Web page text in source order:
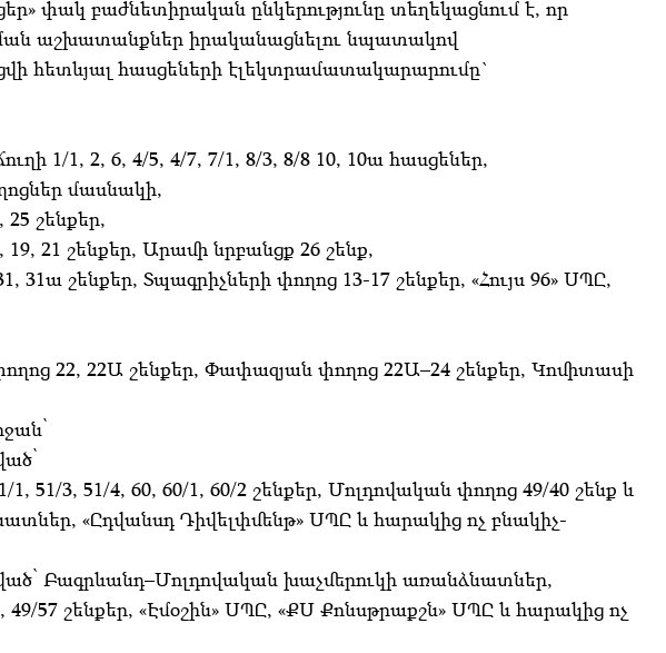
փակ բաժնետիրական ընկերությունը տեղեկացնում է, որ
աշխատանքներ իրականացնելու նպատակով
հետևյալ հասցեների էլեկտրամատակարարումը`
1/1, 2, 6, 4/5, 4/7, 7/1, 8/3, 8/8 10, 10ա հասցեներ,
մասնակի,
25 շենքեր,
19, 21 շենքեր, Արամի նրբանցք 26 շենք,
31ա շենքեր, Տպագրիչների փողոց 13-17 շենքեր, «Հույս 96» ՍՊԸ,
22, 22Ա շենքեր, Փափազյան փողոց 22Ա–24 շենքեր, Կոմիտասի
51/3, 51/4, 60, 60/1, 60/2 շենքեր, Մոլդովական փողոց 49/40 շենք և
«Ըդվանսդ Դիվելփմենթ» ՍՊԸ և հարակից ոչ բնակիչ-
Բագրևանդ–Մոլդովական խաչմերուկի առանձնատներ,
57 շենքեր, «Էմօշին» ՍՊԸ, «ՔՍ Քոնսթրաքշն» ՍՊԸ և հարակից ոչ